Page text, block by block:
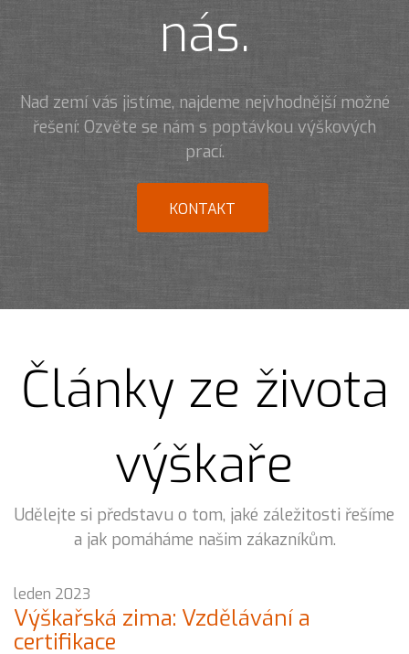
nás.
Nad zemí vás jistíme, najdeme nejvhodnější možné
řešení: Ozvěte se nám s poptávkou výškových
prací.
KONTAKT
Články ze života
výškaře
Udělejte si představu o tom, jaké záležitosti řešíme
a jak pomáháme našim zákazníkům.
leden 2023
Výškařská zima: Vzdělávání a
certifikace